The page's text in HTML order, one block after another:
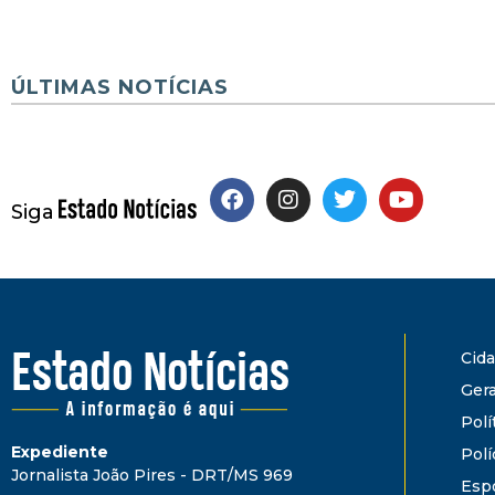
ÚLTIMAS NOTÍCIAS
Siga
Expediente
Jornalista João Pires - DRT/MS 969